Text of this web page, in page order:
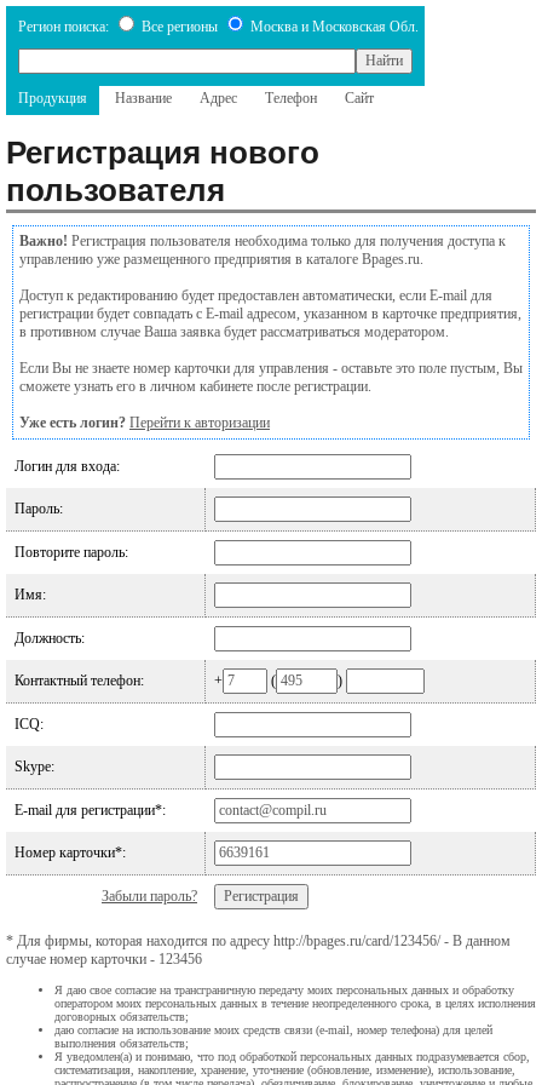
Регион поиска: Все регионы Москва и Московская Обл.
Продукция Название Адрес Телефон Сайт
Регистрация нового
пользователя
Важно! Регистрация пользователя необходима только для получения доступа к
управлению уже размещенного предприятия в каталоге Bpages.ru.
Доступ к редактированию будет предоставлен автоматически, если E-mail для
регистрации будет совпадать с E-mail адресом, указанном в карточке предприятия,
в противном случае Ваша заявка будет рассматриваться модератором.
Если Вы не знаете номер карточки для управления - оставьте это поле пустым, Вы
сможете узнать его в личном кабинете после регистрации.
Уже есть логин? Перейти к авторизации
Логин для входа:
Пароль:
Повторите пароль:
Имя:
Должность:
Контактный телефон: + ( )
ICQ:
Skype:
E-mail для регистрации*:
Номер карточки*:
Забыли пароль?
* Для фирмы, которая находится по адресу http://bpages.ru/card/123456/ - В данном
случае номер карточки - 123456
Я даю свое согласие на трансграничную передачу моих персональных данных и обработку
оператором моих персональных данных в течение неопределенного срока, в целях исполнения
договорных обязательств;
даю согласие на использование моих средств связи (e-mail, номер телефона) для целей
выполнения обязательств;
Я уведомлен(а) и понимаю, что под обработкой персональных данных подразумевается сбор,
систематизация, накопление, хранение, уточнение (обновление, изменение), использование,